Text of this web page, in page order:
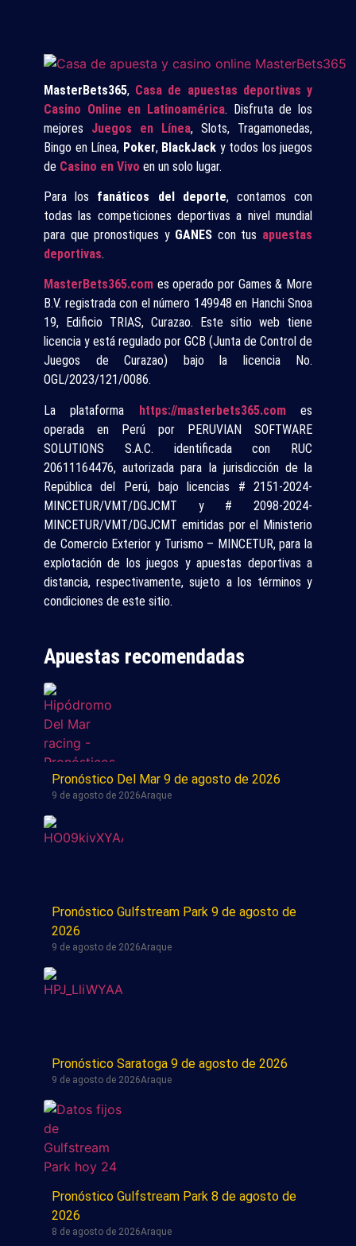
MasterBets365, Casa de apuestas deportivas y
Casino Online en Latinoamérica. Disfruta de los
mejores Juegos en Línea, Slots, Tragamonedas,
Bingo en Línea, Poker, BlackJack y todos los juegos
de Casino en Vivo en un solo lugar.
Para los fanáticos del deporte, contamos con
todas las competiciones deportivas a nivel mundial
para que pronostiques y GANES con tus apuestas
deportivas.
MasterBets365.com es operado por Games & More
B.V. registrada con el número 149948 en Hanchi Snoa
19, Edificio TRIAS, Curazao. Este sitio web tiene
licencia y está regulado por GCB (Junta de Control de
Juegos de Curazao) bajo la licencia No.
OGL/2023/121/0086.
La plataforma https://masterbets365.comes
operada en Perú por PERUVIAN SOFTWARE
SOLUTIONS S.A.C. identificada con RUC
20611164476, autorizada para la jurisdicción de la
República del Perú, bajo licencias # 2151-2024-
MINCETUR/VMT/DGJCMT y # 2098-2024-
MINCETUR/VMT/DGJCMT emitidas por el Ministerio
de Comercio Exterior y Turismo – MINCETUR, para la
explotación de los juegos y apuestas deportivas a
distancia, respectivamente, sujeto a los términos y
condiciones de este sitio.
Apuestas recomendadas
Pronóstico Del Mar 9 de agosto de 2026
9 de agosto de 2026Araque
Pronóstico Gulfstream Park 9 de agosto de
2026
9 de agosto de 2026Araque
Pronóstico Saratoga 9 de agosto de 2026
9 de agosto de 2026Araque
Pronóstico Gulfstream Park 8 de agosto de
2026
8 de agosto de 2026Araque